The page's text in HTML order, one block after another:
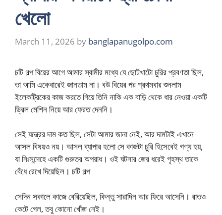
খেলো
March 11, 2026 by banglapanugolpo.com
চটি গল্প বিয়ের আগে আমার স্বামীর মধ্যে যে ছোটখাটো চুরির প্রবণতা ছিল,
তা আমি একেবারেই জানতাম না। বউ বিয়ের পর প্রথমবার শুনলাম
ইলেকট্রিকের কাজ করতে গিয়ে তিনি নাকি এক বাড়ি থেকে ধার নেওয়া একটি
ড্রিল মেশিন নিয়ে আর ফেরত দেননি।
সেই যন্ত্রের দাম কত ছিল, সেটা আমার জানা নেই, আর দামটাই এখানে
আসল বিষয়ও নয়। আসল ব্যাপার হলো সে কাজটা চুরি হিসেবেই গণ্য হয়,
যা নিঃসন্দেহে একটি গুরুতর অপরাধ। ওই ঘটনার জের ধরেই গৃহস্থ তাকে
বেঁধে রেখে দিয়েছিল। চটি গল্প
সেদিন সকালে কাজে বেরিয়েছিল, কিন্তু সারাদিন আর ফিরে আসেনি। রাতও
কেটে গেল, তবু কোনো খোঁজ নেই।